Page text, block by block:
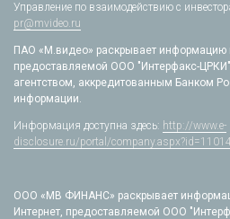
Управление по взаимодействию с
pr@mvideo.ru
ПАО «М.видео» раскрывает информацию
предоставляемой ООО "Интерфакс-
агентством, аккредитованным Банком
информации.
Информация доступна здесь: http://www.e-
disclosure.ru/portal/company.aspx?id=11014
ООО «МВ ФИНАНС» раскрывает
Интернет, предоставляемой ООО